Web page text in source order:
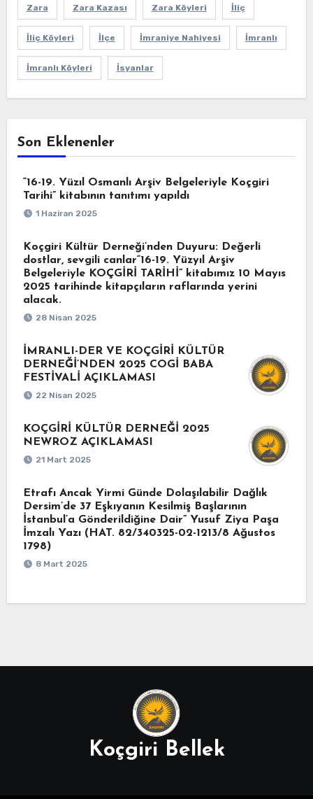
Zara Zara Kazası Zara Köyleri İliç
İliç Köyleri İlçe İmraniye Nahiyesi İmranlı
İmranlı Köyleri İsyanlar
Son Eklenenler
“16-19. Yüzıl Osmanlı Arşiv Belgeleriyle Koçgiri
Tarihi” kitabının tanıtımı yapıldı
1 Haziran 2025
Koçgiri Kültür Derneği’nden Duyuru: Değerli
dostlar, sevgili canlar“16-19. Yüzyıl Arşiv
Belgeleriyle KOÇGİRİ TARİHİ” kitabımız 10 Mayıs
2025 tarihinde kitapçıların raflarında yerini
alacak.
28 Nisan 2025
İMRANLI-DER VE KOÇGİRİ KÜLTÜR
DERNEĞİ’NDEN 2025 COGİ BABA
FESTİVALİ AÇIKLAMASI
22 Nisan 2025
KOÇGİRİ KÜLTÜR DERNEĞİ 2025
NEWROZ AÇIKLAMASI
21 Mart 2025
Etrafı Ancak Yirmi Günde Dolaşılabilir Dağlık
Dersim’de 37 Eşkıyanın Kesilmiş Başlarının
İstanbul’a Gönderildiğine Dair” Yusuf Ziya Paşa
İmzalı Yazı (HAT. 82/340325-02-1213/8 Ağustos
1798)
8 Mart 2025
Koçgiri Bellek